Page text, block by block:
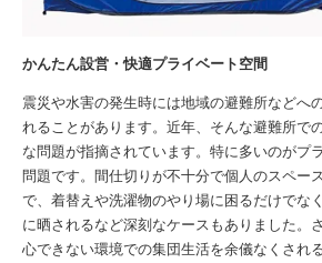
かんたん設営・快適プライベート空間
震災や水害の発生時には地域の避難所などへ
れることがあります。近年、そんな避難所で
な問題が指摘されています。特に多いのがプ
問題です。間仕切りが不十分で個人のスペー
で、着替えや洗濯物のやり場に困るだけでな
に晒されるなど深刻なケースもありました。
心できない環境での集団生活を余儀なくされ